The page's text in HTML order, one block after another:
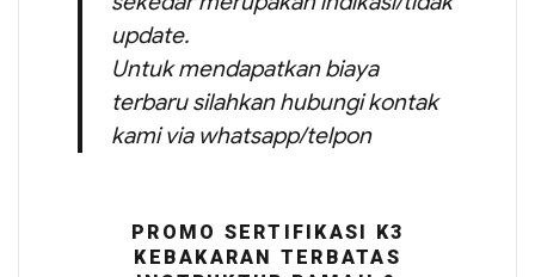
update.
Untuk mendapatkan biaya
terbaru silahkan hubungi kontak
kami via whatsapp/telpon
PROMO SERTIFIKASI K3
KEBAKARAN TERBATAS